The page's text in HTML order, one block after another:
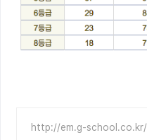
http://em.g-school.co.kr/